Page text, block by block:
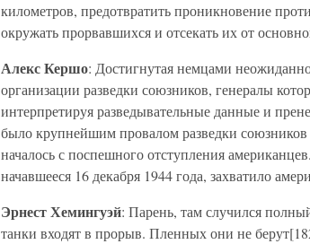
километров, предотвратить проникновение
окружать прорвавшихся и отсекать их от
Алекс Кершо: Достигнутая немцами
организации разведки союзников, генералы
интерпретируя разведывательные данные и
было крупнейшим провалом разведки
началось с поспешного отступления
начавшееся 16 декабря 1944 года, захватило
Эрнест Хемингуэй: Парень, там случился
танки входят в прорыв. Пленных они не